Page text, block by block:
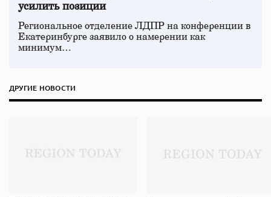
усилить позиции
Региональное отделение ЛДПР на конференции в
Екатеринбурге заявило о намерении как
минимум…
ДРУГИЕ НОВОСТИ